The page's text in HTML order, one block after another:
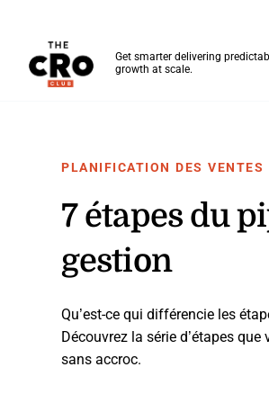
Get smarter delivering
growth at scale.
PLANIFICATION DES VENTES
7 étapes du
gestion
Qu’est-ce qui différencie les
Découvrez la série d’étapes
sans accroc.